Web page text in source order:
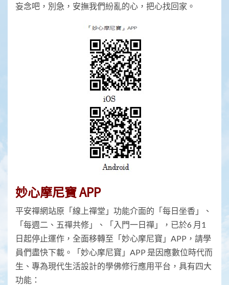
妄念吧，別急，安撫我們紛亂的心，把心找回家。
妙心摩尼寶 APP
平安禪網站原「線上禪堂」功能介面的「每日坐香」、
「每週二、五禪共修」、「入門一日禪」，已於6 月1
日起停止運作，全面移轉至「妙心摩尼寶」APP，請學
員們盡快下載。「妙心摩尼寶」APP 是因應數位時代而
生、專為現代生活設計的學佛修行應用平台，具有四大
功能：